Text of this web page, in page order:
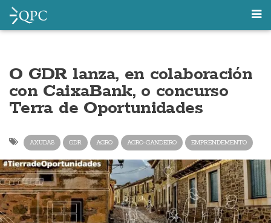
O GDR lanza, en colaboración
con CaixaBank, o concurso
Terra de Oportunidades
AXUDAS GDR AGRO AGRO-GANDEIRO EMPRENDEMENTO